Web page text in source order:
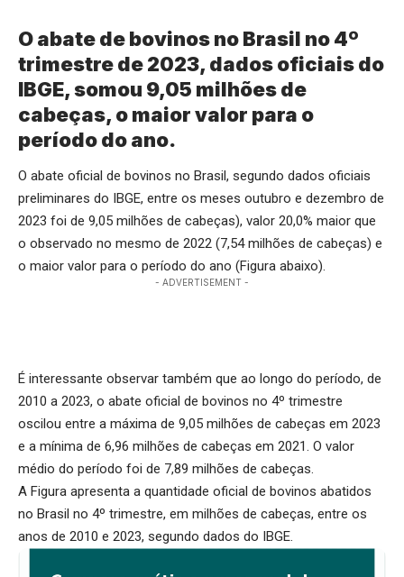
O abate de bovinos no Brasil no 4º
trimestre de 2023, dados oficiais do
IBGE, somou 9,05 milhões de
cabeças, o maior valor para o
período do ano.
O abate oficial de bovinos no Brasil, segundo dados oficiais
preliminares do IBGE, entre os meses outubro e dezembro de
2023 foi de 9,05 milhões de cabeças), valor 20,0% maior que
o observado no mesmo de 2022 (7,54 milhões de cabeças) e
o maior valor para o período do ano (Figura abaixo).
- ADVERTISEMENT -
É interessante observar também que ao longo do período, de
2010 a 2023, o abate oficial de bovinos no 4º trimestre
oscilou entre a máxima de 9,05 milhões de cabeças em 2023
e a mínima de 6,96 milhões de cabeças em 2021. O valor
médio do período foi de 7,89 milhões de cabeças.
A Figura apresenta a quantidade oficial de bovinos abatidos
no Brasil no 4º trimestre, em milhões de cabeças, entre os
anos de 2010 e 2023, segundo dados do IBGE.